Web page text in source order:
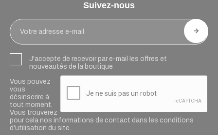
Suivez-nous
J'accepte de recevoir par e-mail les offres et
nouveautés de la boutique
Vous pouvez
vous
désinscrire à
tout moment.
Vous trouverez
pour cela nos informations de contact dans les conditions
d'utilisation du site.